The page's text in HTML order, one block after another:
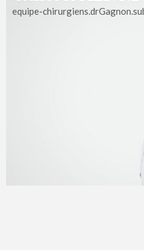
equipe-